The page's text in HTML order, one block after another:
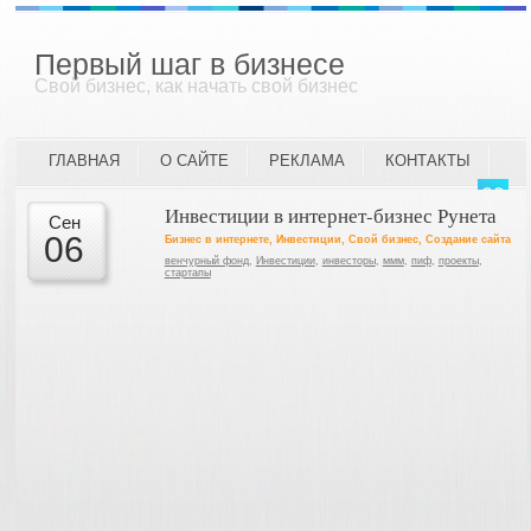
Первый шаг в бизнесе
Свой бизнес, как начать свой бизнес
ГЛАВНАЯ О САЙТЕ РЕКЛАМА КОНТАКТЫ
Сен
06
Инвестиции в интернет-бизнес Рунета
Бизнес в интернете, Инвестиции, Свой бизнес, Создание сайта
венчурный фонд, Инвестиции, инвесторы, ммм, пиф, проекты,
стартапы